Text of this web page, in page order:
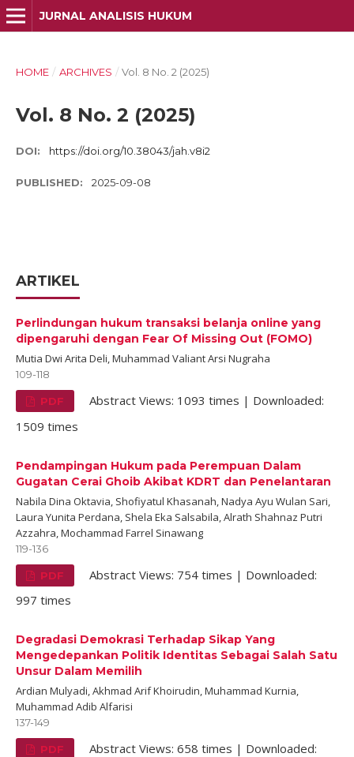
JURNAL ANALISIS HUKUM
HOME / ARCHIVES / Vol. 8 No. 2 (2025)
Vol. 8 No. 2 (2025)
DOI: https://doi.org/10.38043/jah.v8i2
PUBLISHED: 2025-09-08
ARTIKEL
Perlindungan hukum transaksi belanja online yang
dipengaruhi dengan Fear Of Missing Out (FOMO)
Mutia Dwi Arita Deli, Muhammad Valiant Arsi Nugraha
109-118
PDF
Abstract Views: 1093 times | Downloaded:
1509 times
Pendampingan Hukum pada Perempuan Dalam
Gugatan Cerai Ghoib Akibat KDRT dan Penelantaran
Nabila Dina Oktavia, Shofiyatul Khasanah, Nadya Ayu Wulan Sari,
Laura Yunita Perdana, Shela Eka Salsabila, Alrath Shahnaz Putri
Azzahra, Mochammad Farrel Sinawang
119-136
PDF
Abstract Views: 754 times | Downloaded:
997 times
Degradasi Demokrasi Terhadap Sikap Yang
Mengedepankan Politik Identitas Sebagai Salah Satu
Unsur Dalam Memilih
Ardian Mulyadi, Akhmad Arif Khoirudin, Muhammad Kurnia,
Muhammad Adib Alfarisi
137-149
PDF
Abstract Views: 658 times | Downloaded: